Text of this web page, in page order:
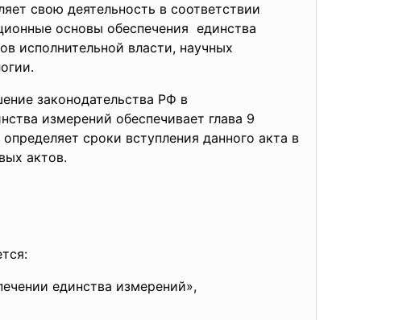
свою деятельность в соответствии
основы обеспечения единства
исполнительной власти, научных
законодательства РФ в
измерений обеспечивает глава 9
сроки вступления данного акта в
актов.
единства измерений»,